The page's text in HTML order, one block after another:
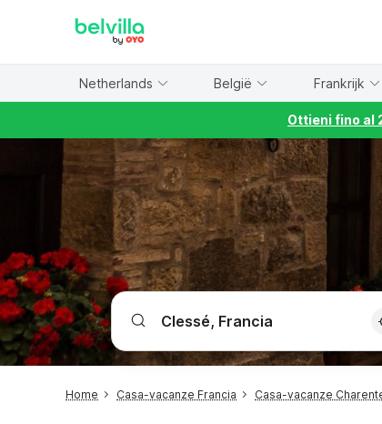
Netherlands België Frankrijk
Ottieni fino al
Home Casa-vacanze Francia Casa-vacanze